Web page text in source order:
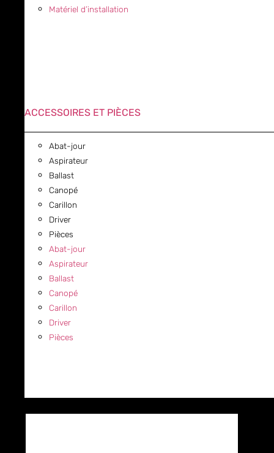
Matériel d’installation
ACCESSOIRES ET PIÈCES
Abat-jour
Aspirateur
Ballast
Canopé
Carillon
Driver
Pièces
Abat-jour
Aspirateur
Ballast
Canopé
Carillon
Driver
Pièces